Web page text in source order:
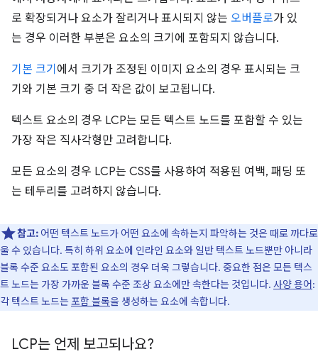
로 확장되거나 요소가 잘리거나 표시되지 않는 오버플로가 있
는 경우 이러한 부분은 요소의 크기에 포함되지 않습니다.
기본 크기 에서 크기가 조정된 이미지 요소의 경우 표시되는 크
기와 기본 크기 중 더 작은 값이 보고됩니다.
텍스트 요소의 경우 LCP는 모든 텍스트 노드를 포함할 수 있는
가장 작은 직사각형만 고려합니다.
모든 요소의 경우 LCP는 CSS를 사용하여 적용된 여백, 패딩 또
는 테두리를 고려하지 않습니다.
참고: 어떤 텍스트 노드가 어떤 요소에 속하는지 파악하는 것은 때로 까다로
울 수 있습니다. 특히 하위 요소에 인라인 요소와 일반 텍스트 노드뿐만 아니라
블록 수준 요소도 포함된 요소의 경우 더욱 그렇습니다. 중요한 점은 모든 텍스
트 노드는 가장 가까운 블록 수준 조상 요소에만 속한다는 것입니다. 사양 용어:
각 텍스트 노드는포함 블록을 생성하는 요소에 속합니다.
LCP는 언제 보고되나요?